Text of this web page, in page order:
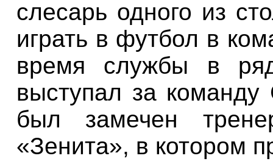
слесарь одного из
играть в футбол в
время службы в
выступал за
был замечен
«Зенита», в котором